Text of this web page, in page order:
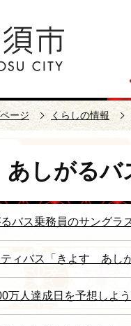
ージ くらしの情報
しがるバ
バス乗務員のサングラ
ィバス「きよす あし
万人達成日を予想しよう